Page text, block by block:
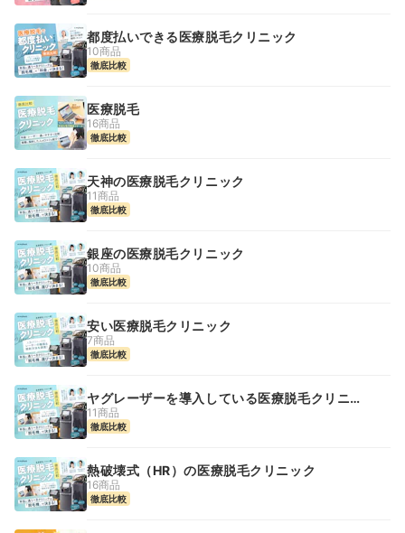
都度払いできる医療脱毛クリニック
10商品
徹底比較
医療脱毛
16商品
徹底比較
天神の医療脱毛クリニック
11商品
徹底比較
銀座の医療脱毛クリニック
10商品
徹底比較
安い医療脱毛クリニック
7商品
徹底比較
ヤグレーザーを導入している医療脱毛クリニッ
ク
11商品
徹底比較
熱破壊式（HR）の医療脱毛クリニック
16商品
徹底比較